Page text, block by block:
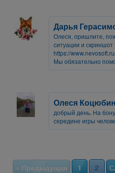
Дарья
Олеся, пришлите,
ситуации и
https://
Мы обязательно
Олеся
добрый день. На
середине игры
« Предыдущая 1 2